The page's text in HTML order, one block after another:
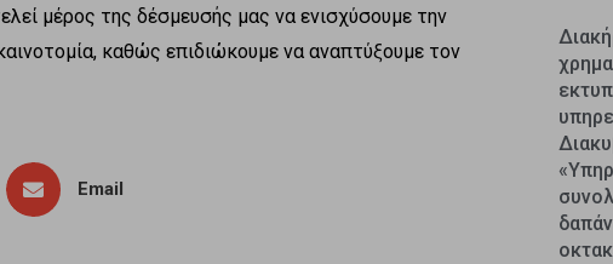
μέρος της δέσμευσής μας να ενισχύσουμε την
καθώς επιδιώκουμε να αναπτύξουμε τον
Email